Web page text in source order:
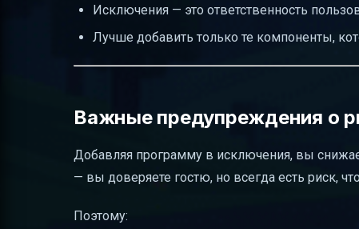
Исключения — это ответственность
Лучше добавить только те компоненты,
Важные предупреждения о
Добавляя программу в исключения, вы
— вы доверяете гостю, но всегда есть риск,
Поэтому: